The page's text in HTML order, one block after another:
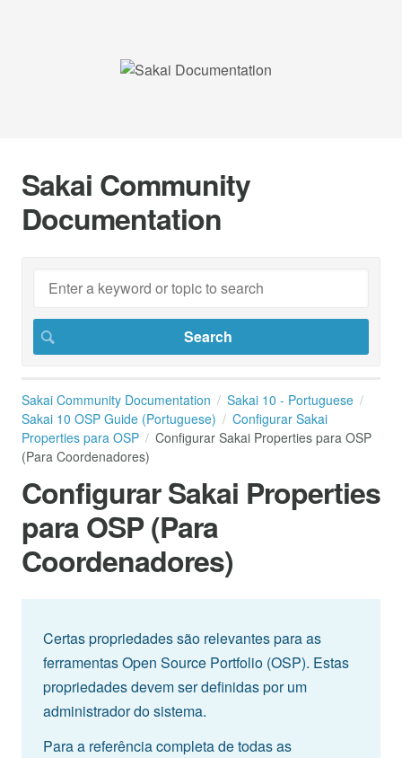
Sakai Community
Documentation
Sakai Community Documentation
Sakai 10 - Portuguese
Sakai 10 OSP Guide (Portuguese)
Configurar Sakai
Properties para OSP
Configurar Sakai Properties para OSP
(Para Coordenadores)
Configurar Sakai Properties
para OSP (Para
Coordenadores)
Certas propriedades são relevantes para as
ferramentas Open Source Portfolio (OSP). Estas
propriedades devem ser definidas por um
administrador do sistema.
Para a referência completa de todas as